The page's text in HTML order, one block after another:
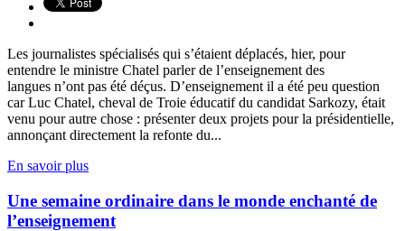
Les journalistes spécialisés qui s’étaient déplacés, hier, pour
entendre le ministre Chatel parler de l’enseignement des
langues n’ont pas été déçus. D’enseignement il a été peu question
car Luc Chatel, cheval de Troie éducatif du candidat Sarkozy, était
venu pour autre chose : présenter deux projets pour la présidentielle,
annonçant directement la refonte du...
En savoir plus
Une semaine ordinaire dans le monde enchanté de
l’enseignement